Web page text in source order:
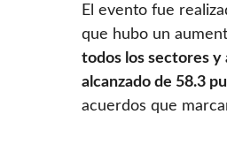
El evento fue
que hubo un
todos los sectores y
alcanzado de 58.3
acuerdos que